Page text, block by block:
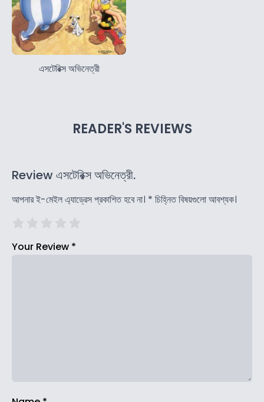
এসটেরিক্স অভিনেত্রী
READER'S REVIEWS
Review এসটেরিক্স অভিনেত্রী.
আপনার ই-মেইল এ্যাড্রেস প্রকাশিত হবে না। * চিহ্নিত বিষয়গুলো আবশ্যক।
Your Review *